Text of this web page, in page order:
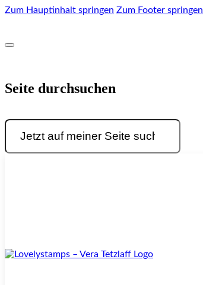
Zum Hauptinhalt springen Zum Footer springen
Seite durchsuchen
Suchen